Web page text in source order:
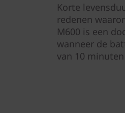
Korte
redenen
M600 is een
wanneer de
van 10 minuten